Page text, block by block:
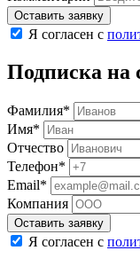
Оставить заявку
Я согласен с
Подписка на
Фамилия*
Имя*
Отчество
Телефон*
Email*
Компания
Оставить заявку
Я согласен с